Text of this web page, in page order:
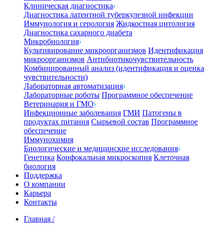
Клиническая диагностика
Диагностика латентной туберкулезной инфекции
Иммунология и серология Жидкостная цитология
Диагностика сахарного диабета
Микробиология
Культивирование микроорганизмов Идентификация
микроорганизмов Антибиотикочувствительность
Комбинированный анализ (идентификация и оценка
чувствительности)
Лабораторная автоматизация
Лабораторные роботы Программное обеспечение
Ветеринария и ГМО
Инфекционные заболевания ГМИ Патогены в
продуктах питания Сырьевой состав Программное
обеспечение
Иммунохимия
Биологические и медицинские исследования
Генетика Конфокальная микроскопия Клеточная
биология
Поддержка
О компании
Карьера
Контакты
Главная /